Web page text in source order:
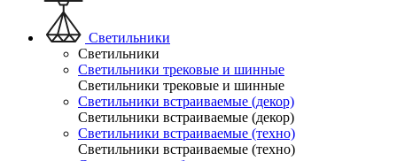
Светильники
Светильники
Светильники трековые и шинные
Светильники трековые и шинные
Светильники встраиваемые (декор)
Светильники встраиваемые (декор)
Светильники встраиваемые (техно)
Светильники встраиваемые (техно)